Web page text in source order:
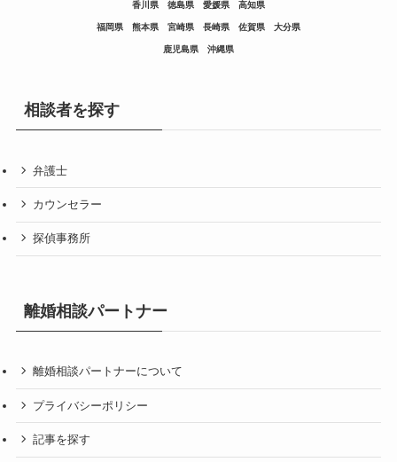
香川県 徳島県 愛媛県 高知県
福岡県 熊本県 宮崎県 長崎県 佐賀県 大分県
鹿児島県 沖縄県
相談者を探す
弁護士
カウンセラー
探偵事務所
離婚相談パートナー
離婚相談パートナーについて
プライバシーポリシー
記事を探す